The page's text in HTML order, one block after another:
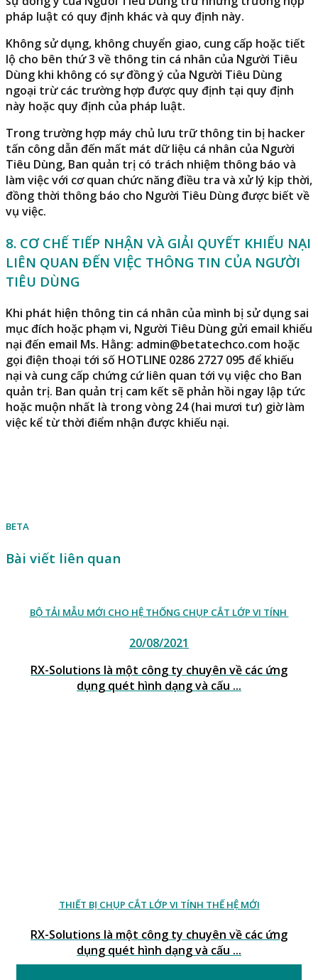
pháp luật có quy định khác và quy định này.
Không sử dụng, không chuyển giao, cung cấp hoặc tiết
lộ cho bên thứ 3 về thông tin cá nhân của Người Tiêu
Dùng khi không có sự đồng ý của Người Tiêu Dùng
ngoại trừ các trường hợp được quy định tại quy định
này hoặc quy định của pháp luật.
Trong trường hợp máy chủ lưu trữ thông tin bị hacker
tấn công dẫn đến mất mát dữ liệu cá nhân của Người
Tiêu Dùng, Ban quản trị có trách nhiệm thông báo và
làm việc với cơ quan chức năng điều tra và xử lý kịp thời,
đồng thời thông báo cho Người Tiêu Dùng được biết về
vụ việc.
8. CƠ CHẾ TIẾP NHẬN VÀ GIẢI QUYẾT KHIẾU NẠI
LIÊN QUAN ĐẾN VIỆC THÔNG TIN CỦA NGƯỜI
TIÊU DÙNG
Khi phát hiện thông tin cá nhân của mình bị sử dụng sai
mục đích hoặc phạm vi, Người Tiêu Dùng gửi email khiếu
nại đến email Ms. Hằng: admin@betatechco.com hoặc
gọi điện thoại tới số HOTLINE 0286 2727 095 để khiếu
nại và cung cấp chứng cứ liên quan tới vụ việc cho Ban
quản trị. Ban quản trị cam kết sẽ phản hồi ngay lập tức
hoặc muộn nhất là trong vòng 24 (hai mươi tư) giờ làm
việc kể từ thời điểm nhận được khiếu nại.
BETA
Bài viết liên quan
BỘ TẢI MẪU MỚI CHO HỆ THỐNG CHỤP CẮT LỚP VI TÍNH
20/08/2021
RX-Solutions là một công ty chuyên về các ứng
dụng quét hình dạng và cấu ...
THIẾT BỊ CHỤP CẮT LỚP VI TÍNH THẾ HỆ MỚI
RX-Solutions là một công ty chuyên về các ứng
dụng quét hình dạng và cấu ...